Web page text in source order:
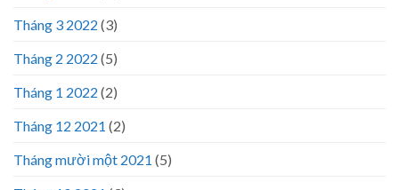
Tháng 3 2022 (3)
Tháng 2 2022 (5)
Tháng 1 2022 (2)
Tháng 12 2021 (2)
Tháng mười một 2021 (5)